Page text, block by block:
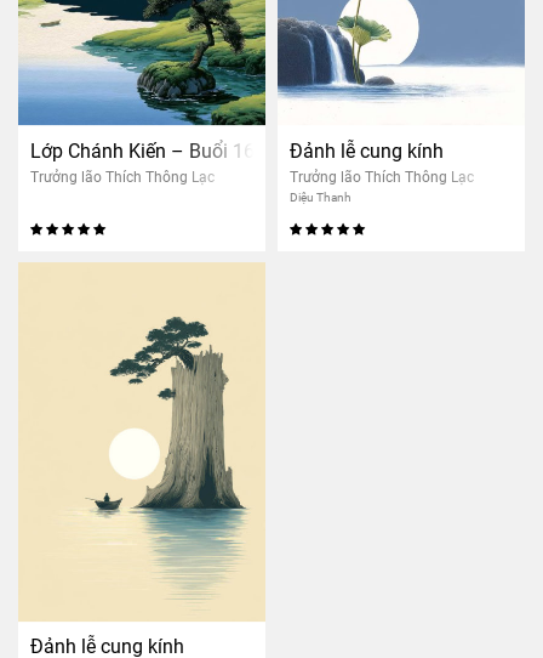
Lớp Chánh Kiến – Buổi 16: Tri kiến giải thoát (nam)
Trưởng lão Thích Thông Lạc
Đảnh lễ cung kính
Trưởng lão Thích Thông Lạc
Diệu Thanh
Đảnh lễ cung kính